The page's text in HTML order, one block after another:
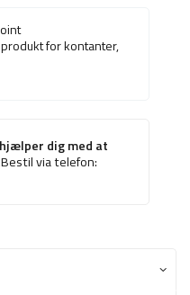
for kontanter,
dig med at
Bestil via telefon: